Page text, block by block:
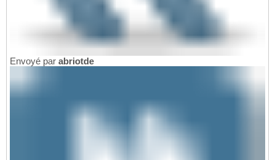
Envoyé par abriotde